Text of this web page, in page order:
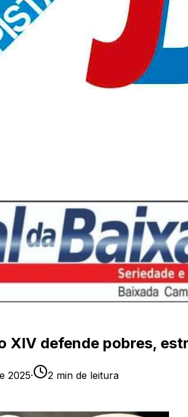
XIV defende pobres,
2025· 2 min de leitura